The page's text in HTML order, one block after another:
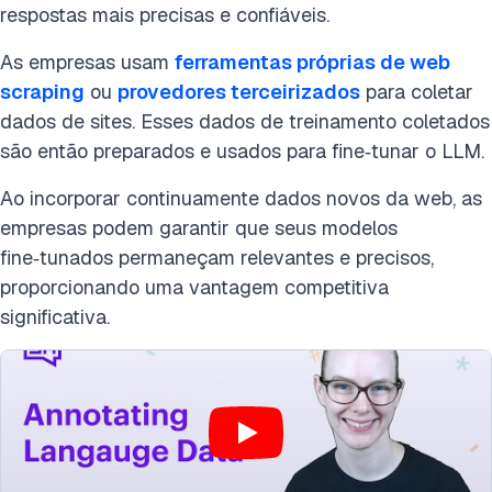
respostas mais precisas e confiáveis.
As empresas usam ferramentas próprias de web
scraping ou provedores terceirizados para coletar
dados de sites. Esses dados de treinamento coletados
são então preparados e usados para fine‑tunar o LLM.
Ao incorporar continuamente dados novos da web, as
empresas podem garantir que seus modelos
fine‑tunados permaneçam relevantes e precisos,
proporcionando uma vantagem competitiva
significativa.